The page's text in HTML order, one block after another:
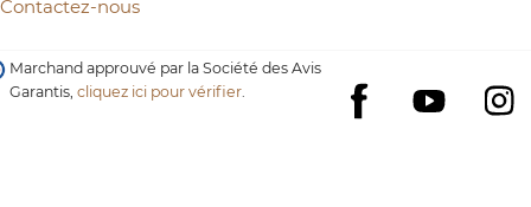
Contactez-nous
Facebook
YouTube
Marchand approuvé par la Société des Avis
Garantis,cliquez ici pour vérifier.